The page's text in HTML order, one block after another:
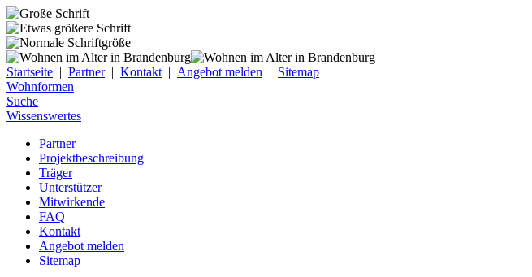
Startseite | Partner| Kontakt | Angebot melden | Sitemap
Wohnformen
Suche
Wissenswertes
Partner
Projektbeschreibung
Träger
Unterstützer
Mitwirkende
FAQ
Kontakt
Angebot melden
Sitemap